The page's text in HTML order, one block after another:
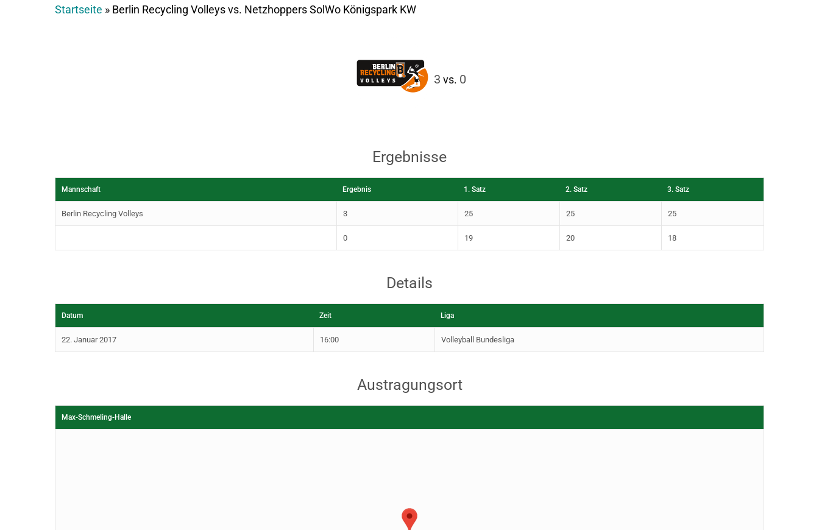
Startseite » Berlin Recycling Volleys vs. Netzhoppers SolWo Königspark KW
3 vs. 0
Ergebnisse
Mannschaft Ergebnis 1. Satz 2. Satz 3. Satz
Berlin Recycling Volleys 3 25 25 25
0 19 20 18
Details
Datum Zeit Liga
22. Januar 2017 16:00 Volleyball Bundesliga
Austragungsort
Max-Schmeling-Halle